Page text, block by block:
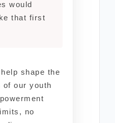
would
that first
shape the
of our youth
no